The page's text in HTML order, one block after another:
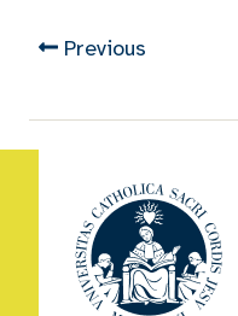
Previous